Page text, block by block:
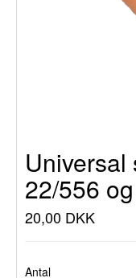
Universal
22/556
20,00 DKK
Antal